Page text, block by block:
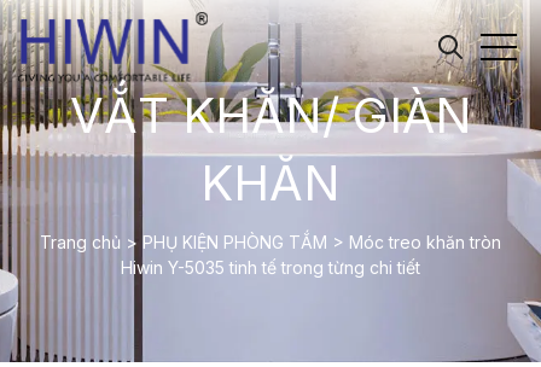
VẮT KHĂN/ GIÀN
KHĂN
Trang chủ > PHỤ KIỆN PHÒNG TẮM > Móc treo khăn tròn
Hiwin Y-5035 tinh tế trong từng chi tiết